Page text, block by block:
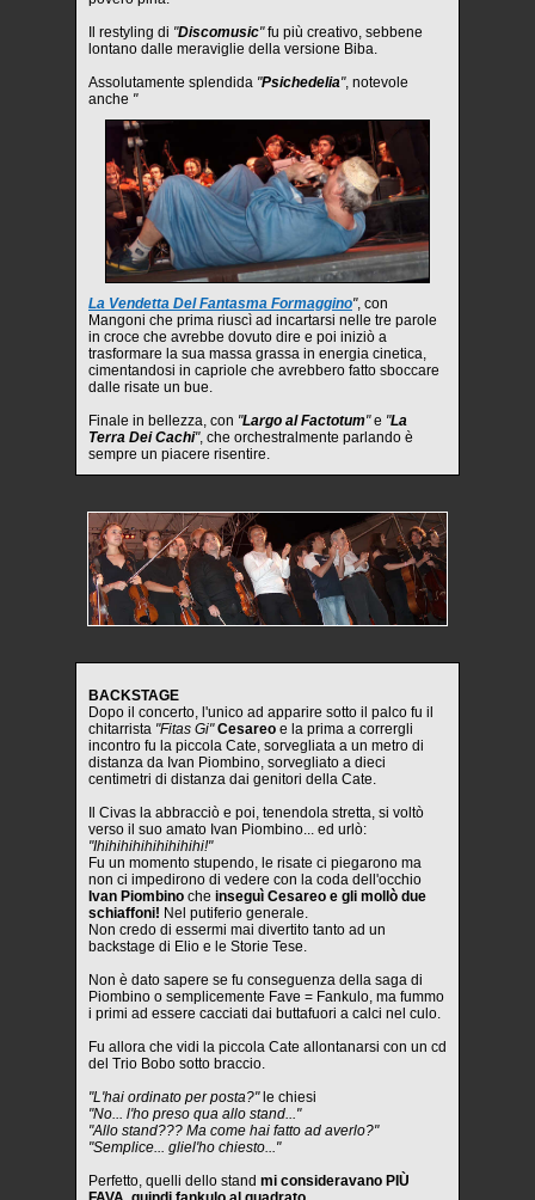
Il restyling di "Discomusic"fu più creativo, sebbene
lontano dalle meraviglie della versione Biba.
Assolutamente splendida "Psichedelia", notevole
anche "
La Vendetta Del Fantasma Formaggino", con
Mangoni che prima riuscì ad incartarsi nelle tre parole
in croce che avrebbe dovuto dire e poi iniziò a
trasformare la sua massa grassa in energia cinetica,
cimentandosi in capriole che avrebbero fatto sboccare
dalle risate un bue.
Finale in bellezza, con "Largo al Factotum"e "La
Terra Dei Cachi", che orchestralmente parlando è
sempre un piacere risentire.
BACKSTAGE
Dopo il concerto, l'unico ad apparire sotto il palco fu il
chitarrista "Fitas Gi" Cesareo e la prima a corrergli
incontro fu la piccola Cate, sorvegliata a un metro di
distanza da Ivan Piombino, sorvegliato a dieci
centimetri di distanza dai genitori della Cate.
Il Civas la abbracciò e poi, tenendola stretta, si voltò
verso il suo amato Ivan Piombino... ed urlò:
"Ihihihihihihihihihi!"
Fu un momento stupendo, le risate ci piegarono ma
non ci impedirono di vedere con la coda dell'occhio
Ivan Piombino che inseguì Cesareo e gli mollò due
schiaffoni! Nel putiferio generale.
Non credo di essermi mai divertito tanto ad un
backstage di Elio e le Storie Tese.
Non è dato sapere se fu conseguenza della saga di
Piombino o semplicemente Fave = Fankulo, ma fummo
i primi ad essere cacciati dai buttafuori a calci nel culo.
Fu allora che vidi la piccola Cate allontanarsi con un cd
del Trio Bobo sotto braccio.
"L'hai ordinato per posta?"le chiesi
"No... l'ho preso qua allo stand..."
"Allo stand??? Ma come hai fatto ad averlo?"
"Semplice... gliel'ho chiesto..."
Perfetto, quelli dello stand mi consideravano PIÙ